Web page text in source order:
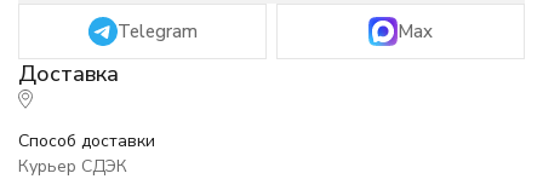
Telegram Max
Способ доставки
Курьер СДЭК